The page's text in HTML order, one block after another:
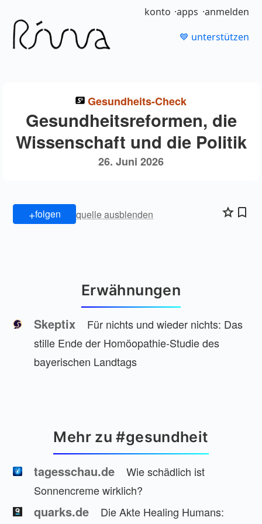
konto apps anmelden
💙 unterstützen
Gesundheits-Check
Gesundheitsreformen, die
Wissenschaft und die Politik
26. Juni 2026
+folgen quelle ausblenden
Erwähnungen
Skeptix
Für nichts und wieder nichts: Das
stille Ende der Homöopathie-Studie des
bayerischen Landtags
Mehr zu #gesundheit
tagesschau.de
Wie schädlich ist
Sonnencreme wirklich?
quarks.de
Die Akte Healing Humans: